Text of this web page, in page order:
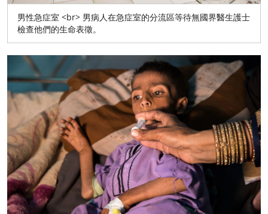
男性急症室 <br> 男病人在急症室的分流區等待無國界醫生護士
檢查他們的生命表徵。